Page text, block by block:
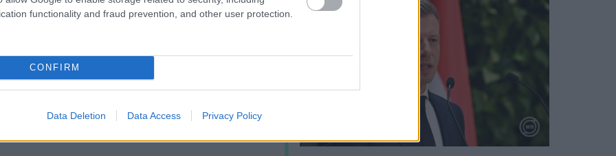
functionality and fraud prevention, and other user protection.
CONFIRM
Data Deletion Data Access Privacy Policy